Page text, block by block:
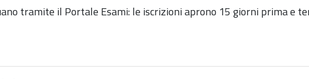
tramite il Portale Esami: le iscrizioni aprono 15 giorni prima e